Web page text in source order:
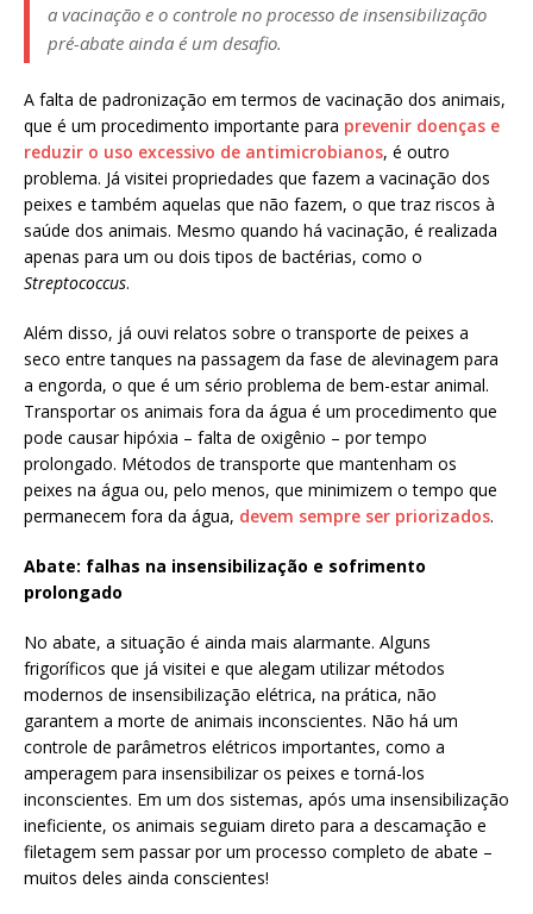
a vacinação e o controle no processo de insensibilização
pré-abate ainda é um desafio.
A falta de padronização em termos de vacinação dos animais,
que é um procedimento importante para prevenir doenças e
reduzir o uso excessivo de antimicrobianos, é outro
problema. Já visitei propriedades que fazem a vacinação dos
peixes e também aquelas que não fazem, o que traz riscos à
saúde dos animais. Mesmo quando há vacinação, é realizada
apenas para um ou dois tipos de bactérias, como o
Streptococcus.
Além disso, já ouvi relatos sobre o transporte de peixes a
seco entre tanques na passagem da fase de alevinagem para
a engorda, o que é um sério problema de bem-estar animal.
Transportar os animais fora da água é um procedimento que
pode causar hipóxia – falta de oxigênio – por tempo
prolongado. Métodos de transporte que mantenham os
peixes na água ou, pelo menos, que minimizem o tempo que
permanecem fora da água, devem sempre ser priorizados.
Abate: falhas na insensibilização e sofrimento
prolongado
No abate, a situação é ainda mais alarmante. Alguns
frigoríficos que já visitei e que alegam utilizar métodos
modernos de insensibilização elétrica, na prática, não
garantem a morte de animais inconscientes. Não há um
controle de parâmetros elétricos importantes, como a
amperagem para insensibilizar os peixes e torná-los
inconscientes. Em um dos sistemas, após uma insensibilização
ineficiente, os animais seguiam direto para a descamação e
filetagem sem passar por um processo completo de abate –
muitos deles ainda conscientes!